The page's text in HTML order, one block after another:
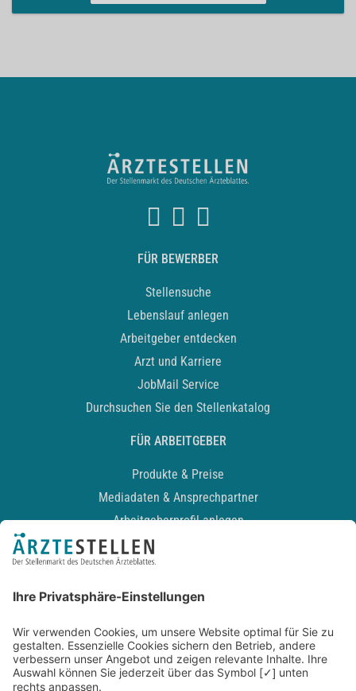
FÜR BEWERBER
Stellensuche
Lebenslauf anlegen
Arbeitgeber entdecken
Arzt und Karriere
JobMail Service
Durchsuchen Sie den Stellenkatalog
FÜR ARBEITGEBER
Produkte & Preise
Mediadaten & Ansprechpartner
Arbeitgeberprofil anlegen
Recruiting-Podcast
Kontakt
Datenschutz
Newsletter